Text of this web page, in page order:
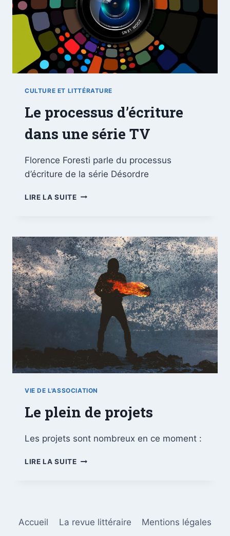
CULTURE ET LITTÉRATURE
Le processus d’écriture
dans une série TV
Florence Foresti parle du processus
d’écriture de la série Désordre
LIRE LA SUITE
VIE DE L'ASSOCIATION
Le plein de projets
Les projets sont nombreux en ce moment :
LIRE LA SUITE
Accueil La revue littéraire
Mentions légales